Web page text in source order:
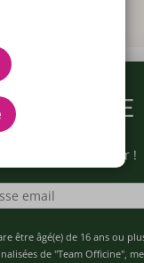
à notre newsletter !
être âgé(e) de 16 ans ou
de "Team Officine",